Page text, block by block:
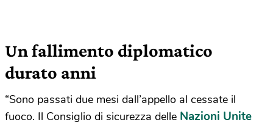
Un fallimento diplomatico
durato anni
“Sono passati due mesi dall’appello al cessate il
fuoco. Il Consiglio di sicurezza delle Nazioni Unite